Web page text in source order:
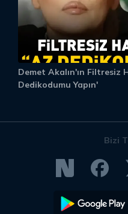
Demet Akalın'ın Filtresiz
Dedikodumu Yapın'
Bizi